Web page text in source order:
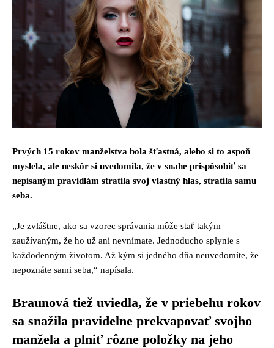
Prvých 15 rokov manželstva bola šťastná, alebo si to aspoň
myslela, ale neskôr si uvedomila, že v snahe prispôsobiť sa
nepísaným pravidlám stratila svoj vlastný hlas, stratila samu
seba.
„Je zvláštne, ako sa vzorec správania môže stať takým
zaužívaným, že ho už ani nevnímate. Jednoducho splynie s
každodenným životom. Až kým si jedného dňa neuvedomíte, že
nepoznáte sami seba,“ napísala.
Braunová tiež uviedla, že v priebehu rokov
sa snažila pravidelne prekvapovať svojho
manžela a plniť rôzne položky na jeho